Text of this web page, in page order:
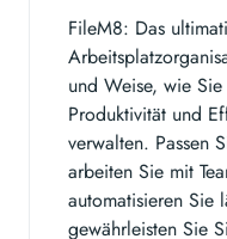
FileM8: Das
und Weise, wie
Produktivität und
verwalten. Passen
arbeiten Sie mit
automatisieren Sie
gewährleisten Sie